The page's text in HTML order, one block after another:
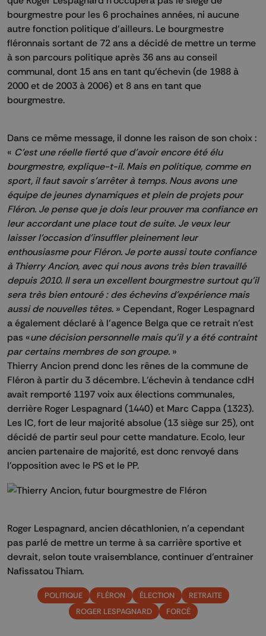
bourgmestre pour les 6 prochaines années, ni aucune
autre fonction politique d’ailleurs. Le bourgmestre
fléronnais sortant de 72 ans a décidé de mettre un terme
à son parcours politique après 36 ans au conseil
communal, dont 15 ans en tant qu’échevin (de 1988 à
2000 et de 2003 à 2006) et 8 ans en tant que
bourgmestre.
Dans ce même message, il donne les raison de son choix :
« C’est une réelle fierté que d’avoir encore été élu
bourgmestre, explique-t-il. Mais en politique, comme en
sport, il faut savoir s’arrêter à temps. Nous avons une
équipe de jeunes dynamiques et plein de projets pour
Fléron. Je pense que je dois leur prouver ma confiance en
leur accordant une place tout de suite. Je veux leur
laisser l’occasion d’insuffler pleinement leur
enthousiasme pour Fléron. Je porte aussi toute confiance
à Thierry Ancion, avec qui nous avons très bien travaillé
depuis 2010. Il sera un excellent bourgmestre surtout qu’il
sera très bien entouré : des échevins d’expérience mais
aussi de nouvelles têtes. » Cependant, Roger Lespagnard
a également déclaré à l’agence Belga que ce retrait n’est
pas «une décision personnelle mais qu'il y a été contraint
par certains membres de son groupe. »
Thierry Ancion prend donc les rênes de la commune de
Fléron à partir du 3 décembre. L’échevin à tendance cdH
avait remporté 1197 voix aux élections communales,
derrière Roger Lespagnard (1440) et Marc Cappa (1323).
Les IC, fort de leur majorité absolue (13 siège sur 25), ont
décidé de partir seul pour cette mandature. Ecolo, leur
ancien partenaire de majorité, est donc renvoyé dans
l’opposition avec le PS et le PP.
Roger Lespagnard, ancien décathlonien, n’a cependant
pas parlé de mettre un terme à sa carrière sportive et
devrait, selon toute vraisemblance, continuer d’entrainer
Nafissatou Thiam.
POLITIQUE FLÉRON ÉLECTION
RETRAITE
ROGER LESPAGNARD
FORCÉ